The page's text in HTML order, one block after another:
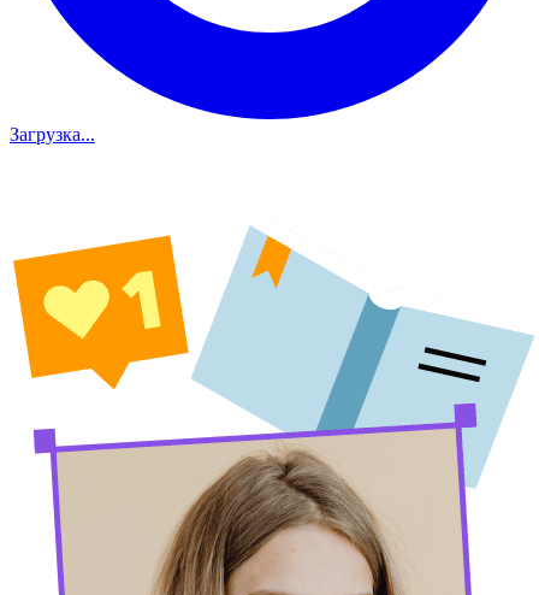
Загрузка...